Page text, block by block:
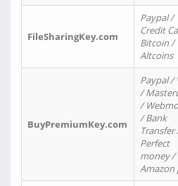
FileSharingKey.com
Paypal /
Credit
Bitcoin /
Altcoins
BuyPremiumKey.com
Paypal /
/
/
/ Bank
Transfer
Perfect
money /
Amazon